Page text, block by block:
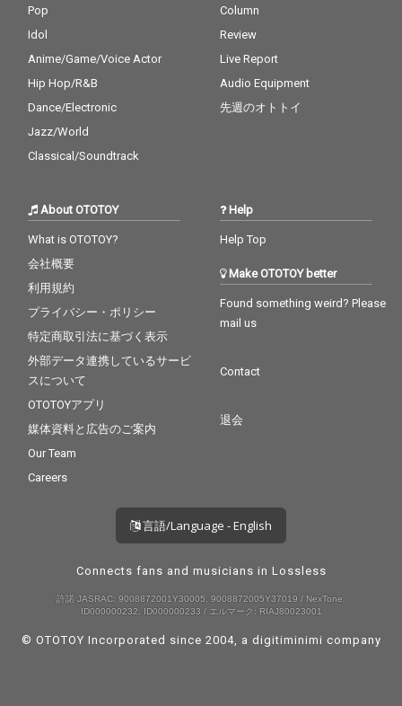
Pop
Idol
Anime/Game/Voice Actor
Hip Hop/R&B
Dance/Electronic
Jazz/World
Classical/Soundtrack
Column
Review
Live Report
Audio Equipment
先週のオトトイ
About OTOTOY
What is OTOTOY?
会社概要
利用規約
プライバシー・ポリシー
特定商取引法に基づく表示
外部データ連携しているサービ
スについて
OTOTOYアプリ
媒体資料と広告のご案内
Our Team
Careers
Help
Help Top
Make OTOTOY better
Found something weird? Please
mail us
Contact
退会
言語/Language - English
Connects fans and musicians in Lossless
許諾 JASRAC: 9008872001Y30005, 9008872005Y37019 / NexTone:
ID000000232, ID000000233 / エルマーク: RIAJ80023001
© OTOTOY Incorporated since 2004, a digitiminimi company